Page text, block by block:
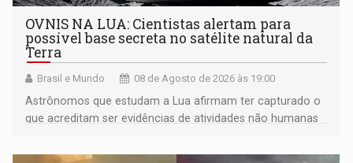
OVNIS NA LUA: Cientistas alertam para
possível base secreta no satélite natural da
Terra
Brasil e Mundo 08 de Agosto de 2026 às 19:00
Astrônomos que estudam a Lua afirmam ter capturado o
que acreditam ser evidências de atividades não humanas
órbita